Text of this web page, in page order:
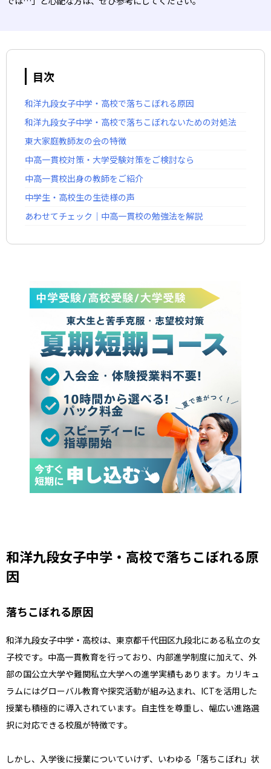
目次
和洋九段女子中学・高校で落ちこぼれる原因
和洋九段女子中学・高校で落ちこぼれないための対処法
東大家庭教師友の会の特徴
中高一貫校対策・大学受験対策をご検討なら
中高一貫校出身の教師をご紹介
中学生・高校生の生徒様の声
あわせてチェック｜中高一貫校の勉強法を解説
和洋九段女子中学・高校で落ちこぼれる原
因
落ちこぼれる原因
和洋九段女子中学・高校は、東京都千代田区九段北にある私立の女
子校です。中高一貫教育を行っており、内部進学制度に加えて、外
部の国公立大学や難関私立大学への進学実績もあります。カリキュ
ラムにはグローバル教育や探究活動が組み込まれ、ICTを活用した
授業も積極的に導入されています。自主性を尊重し、幅広い進路選
択に対応できる校風が特徴です。
しかし、入学後に授業についていけず、いわゆる「落ちこぼれ」状